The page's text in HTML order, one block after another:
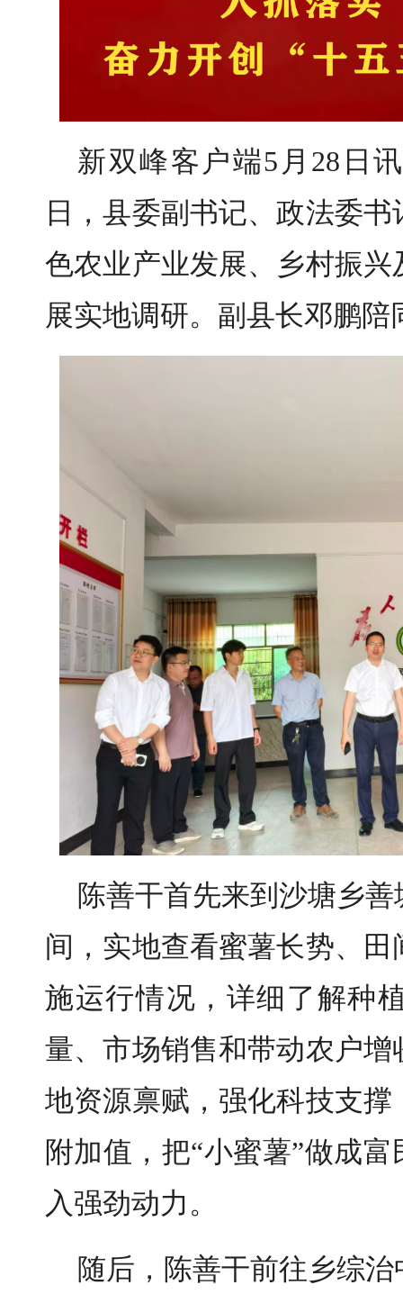
新双峰客户端5月28日
日，县委副书记、政法委
色农业产业发展、乡村振
展实地调研。副县长邓鹏陪
陈善干首先来到沙塘乡
间，实地查看蜜薯长势、
施运行情况，详细了解种
量、市场销售和带动农户
地资源禀赋，强化科技支
附加值，把“小蜜薯”做成
入强劲动力。
随后，陈善干前往乡综